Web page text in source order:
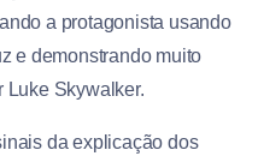
a protagonista usando
e demonstrando muito
Luke Skywalker.
da explicação dos